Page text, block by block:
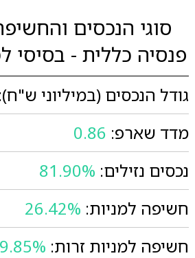
סוגי הנכסים
פנסיה כללית - בסיסי
גודל הנכסים (במיליוני ש"ח):
מדד שארפ: 0.86
נכסים נזילים: 81.90%
חשיפה למניות: 26.42%
חשיפה למניות זרות: